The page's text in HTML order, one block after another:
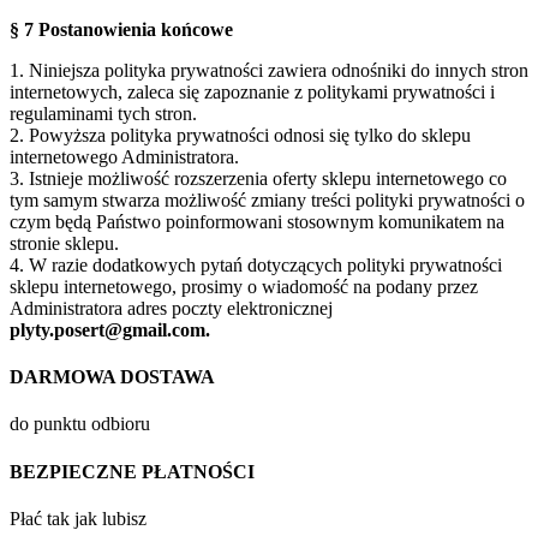
§ 7 Postanowienia końcowe
1. Niniejsza polityka prywatności zawiera odnośniki do innych stron
internetowych, zaleca się zapoznanie z politykami prywatności i
regulaminami tych stron.
2. Powyższa polityka prywatności odnosi się tylko do sklepu
internetowego Administratora.
3. Istnieje możliwość rozszerzenia oferty sklepu internetowego co
tym samym stwarza możliwość zmiany treści polityki prywatności o
czym będą Państwo poinformowani stosownym komunikatem na
stronie sklepu.
4. W razie dodatkowych pytań dotyczących polityki prywatności
sklepu internetowego, prosimy o wiadomość na podany przez
Administratora adres poczty elektronicznej
plyty.posert@gmail.com.
DARMOWA DOSTAWA
do punktu odbioru
BEZPIECZNE PŁATNOŚCI
Płać tak jak lubisz